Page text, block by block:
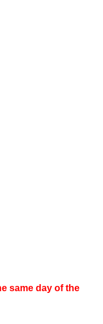
same day of the